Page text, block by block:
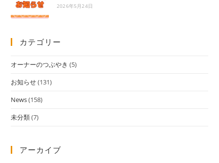
2026年5月24日
カテゴリー
オーナーのつぶやき (5)
お知らせ(131)
News(158)
未分類(7)
アーカイブ